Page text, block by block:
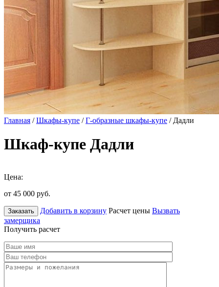
Главная /Шкафы-купе /Г-образные шкафы-купе / Дадли
Шкаф-купе Дадли
Цена:
от 45 000 руб.
Заказать Добавить в корзину Расчет цены Вызвать
замерщика
Получить расчет